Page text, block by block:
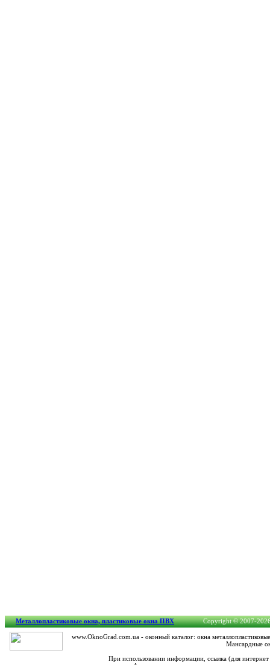
Металлопластиковые окна, пластиковые окна ПВХ Copyright © 2007-
www.OknoGrad.com.ua - оконный каталог: окна
Мансардные
При использовании информации, ссылка (для